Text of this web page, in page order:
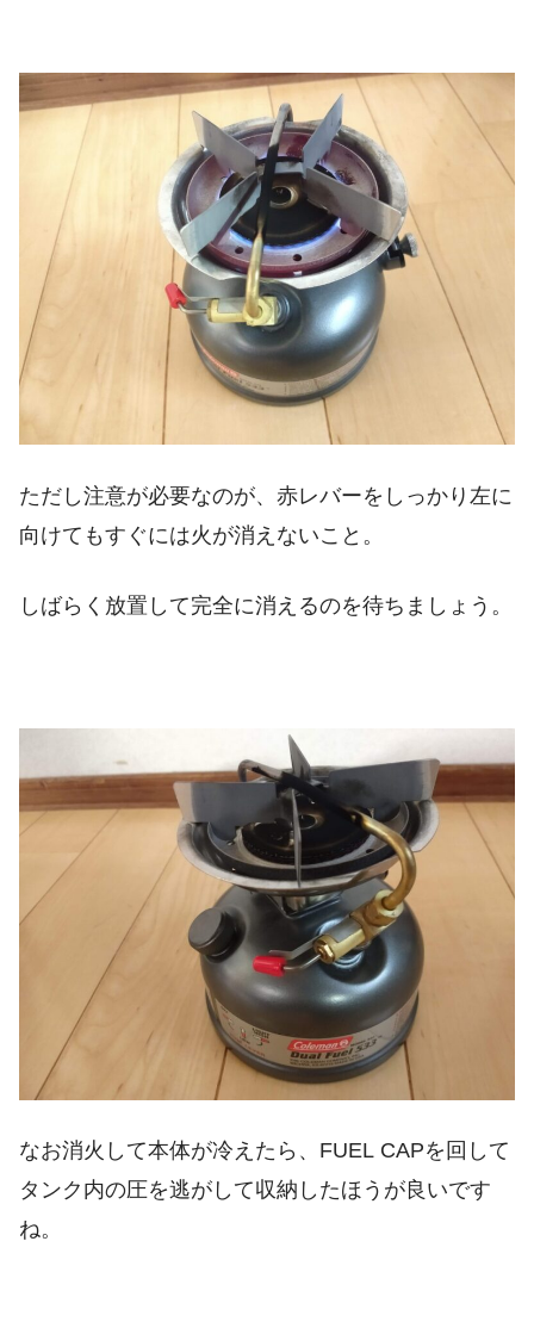
ただし注意が必要なのが、赤レバーをしっかり左に
向けてもすぐには火が消えないこと。
しばらく放置して完全に消えるのを待ちましょう。
なお消火して本体が冷えたら、FUEL CAPを回して
タンク内の圧を逃がして収納したほうが良いです
ね。